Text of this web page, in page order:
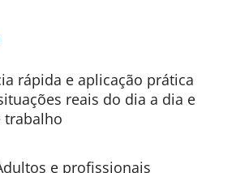
rápida e aplicação prática
reais do dia a dia e
trabalho
e profissionais